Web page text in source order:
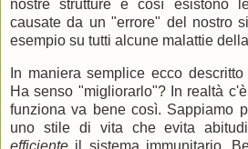
nostre strutture e così esistono
causate da un "errore" del nostro
esempio su tutti alcune malattie
In maniera semplice ecco
Ha senso "migliorarlo"? In realtà
funziona va bene così. Sappiamo
uno stile di vita che evita
efficiente il sistema immunitario.